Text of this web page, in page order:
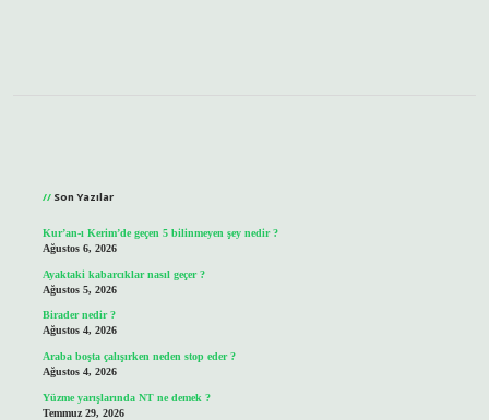
Son Yazılar
Kur’an-ı Kerim’de geçen 5 bilinmeyen şey nedir ?
Ağustos 6, 2026
Ayaktaki kabarcıklar nasıl geçer ?
Ağustos 5, 2026
Birader nedir ?
Ağustos 4, 2026
Araba boşta çalışırken neden stop eder ?
Ağustos 4, 2026
Yüzme yarışlarında NT ne demek ?
Temmuz 29, 2026